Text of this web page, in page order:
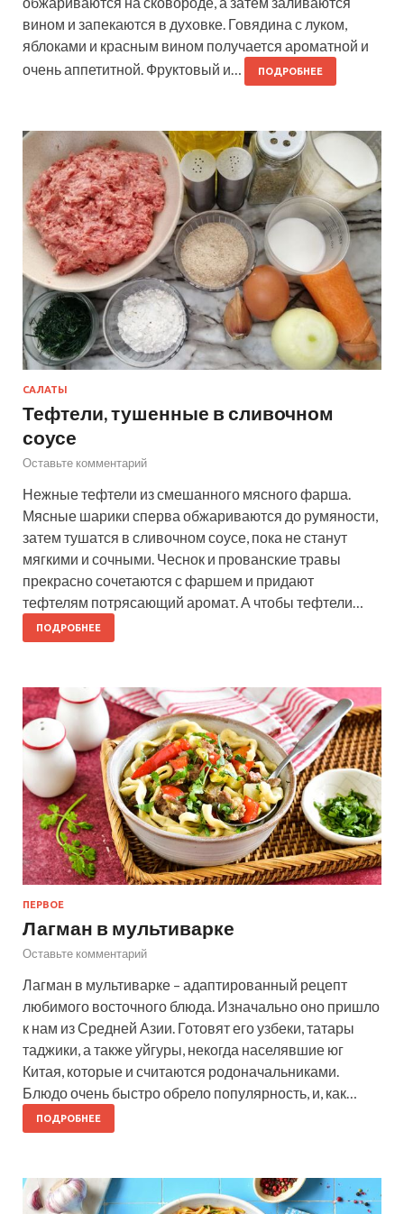
вином и запекаются в духовке. Говядина с луком,
яблоками и красным вином получается ароматной и
очень аппетитной. Фруктовый и…
ПОДРОБНЕЕ
САЛАТЫ
Тефтели, тушенные в сливочном
соусе
Оставьте комментарий
Нежные тефтели из смешанного мясного фарша.
Мясные шарики сперва обжариваются до румяности,
затем тушатся в сливочном соусе, пока не станут
мягкими и сочными. Чеснок и прованские травы
прекрасно сочетаются с фаршем и придают
тефтелям потрясающий аромат. А чтобы тефтели…
ПОДРОБНЕЕ
ПЕРВОЕ
Лагман в мультиварке
Оставьте комментарий
Лагман в мультиварке – адаптированный рецепт
любимого восточного блюда. Изначально оно пришло
к нам из Средней Азии. Готовят его узбеки, татары
таджики, а также уйгуры, некогда населявшие юг
Китая, которые и считаются родоначальниками.
Блюдо очень быстро обрело популярность, и, как…
ПОДРОБНЕЕ